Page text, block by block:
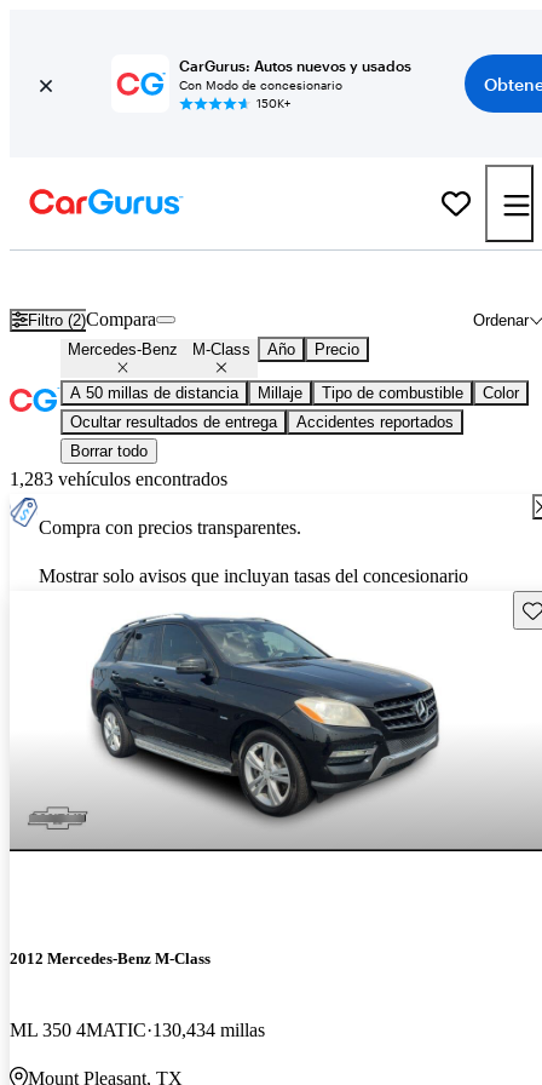
CarGurus: Autos nuevos y usados
Con Modo de concesionario
150K+
Filtro (2) Ordenar
Compara
Mercedes-Benz M-Class Año Precio
A 50 millas de distancia Millaje Tipo de combustible
Color
Ocultar resultados de entrega
Accidentes reportados
Borrar todo
1,283 vehículos encontrados
Compra con precios transparentes.
Mostrar solo avisos que incluyan tasas del concesionario
2012 Mercedes-Benz M-Class
ML 350 4MATIC 130,434 millas
Mount Pleasant, TX